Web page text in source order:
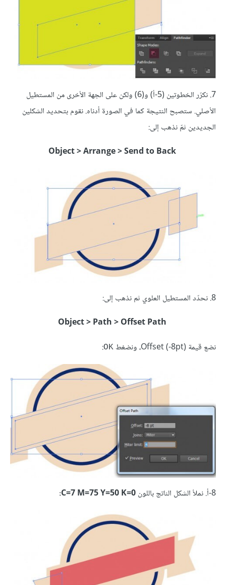
7. نكرّر الخطوتين (5-أ) و(6) ولكن على الجهة الأخرى من المستطيل
الأصلي. ستصبح النتيجة كما في الصورة أدناه. نقوم بتحديد الشكلين
الجديدين ثمّ نذهب إلى:
Object > Arrange > Send to Back
8. نحدّد المستطيل العلوي ثم نذهب إلى:
نضع قيمة (Offset (-8pt، ونضغط
OK
:
8-أ. نملأ الشكل الناتج باللون C=7 M=75 Y=50 K=0: